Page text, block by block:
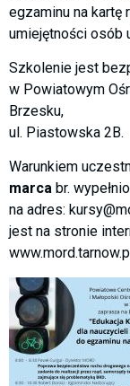
egzaminu na
umiejętności osób
Szkolenie jest
w Powiatowym
Brzesku,
ul. Piastowska 2B.
Warunkiem
marca br.
na adres:
jest na stronie